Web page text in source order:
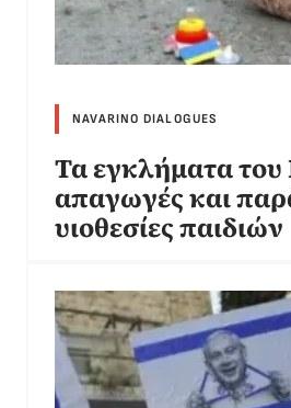
NAVARINO DIALOGUES
Τα εγκλήματα του
απαγωγές και
υιοθεσίες παιδιών